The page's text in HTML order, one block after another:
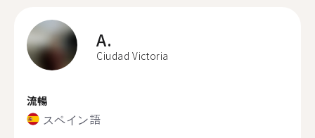
A.
Ciudad Victoria
流暢
スペイン語